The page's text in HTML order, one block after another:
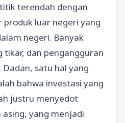
terendah dengan
luar negeri yang
negeri. Banyak
tikar, dan pengangguran
satu hal yang
bahwa investasi yang
justru menyedot
yang menjadi